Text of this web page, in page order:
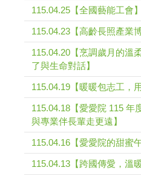
115.04.25【全國藝能工會】
115.04.23【高齡長照產業
115.04.20【烹調歲月的溫
了與生命對話】
115.04.19【暖暖包志工，
115.04.18【愛愛院 115 年
與專業伴長輩走更遠】
115.04.16【愛愛院的甜蜜
115.04.13【跨國傳愛，溫